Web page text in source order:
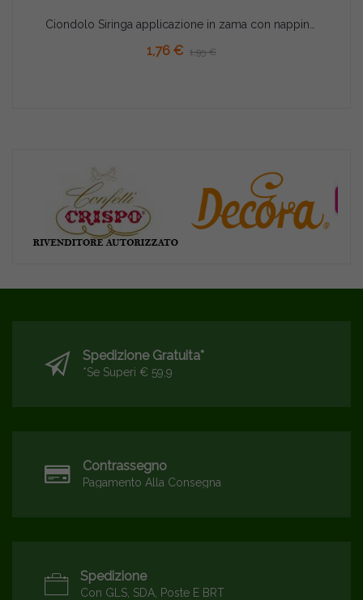
1,76 € 1,95 €
Spedizione Gratuita*
*se Superi € 59,9
Contrassegno
Pagamento Alla Consegna
Spedizione
Con GLS, SDA, Poste E BRT